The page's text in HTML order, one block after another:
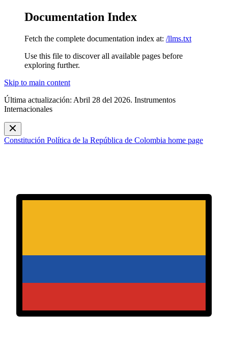
Documentation Index
Fetch the complete documentation index at: /llms.txt
Use this file to discover all available pages before
exploring further.
Skip to main content
Última actualización: Abril 28 del 2026. Instrumentos
Internacionales
Constitución Política de la República de Colombia home page